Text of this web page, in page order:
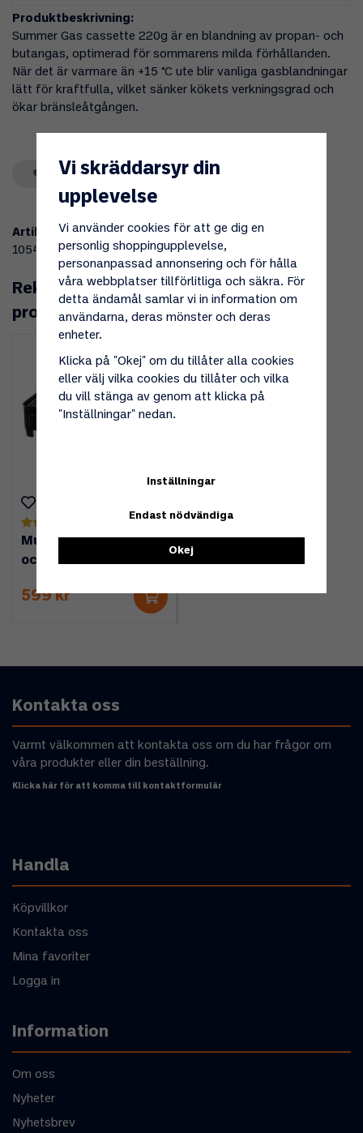
Produktbeskrivning:
Summer Gas cassette 220g är en blandning av propan- och
butangas, optimerad för sommarens milda förhållanden.
När det är varmare än +15 °C ute blir vanliga gasblandningar
lätt för kraftfulla, vilket sänker kökets verkningsgrad och
ökar bränsleåtgången.
Spara som favorit
Artikelnummer:
105441
Rekommenderade tillbehör till denna
produkt
Mustang - Camping
och marine grill
599 kr
Kontakta oss
Varmt välkommen att kontakta oss om du har frågor om
våra produkter eller din beställning.
Klicka här för att komma till kontaktformulär
Handla
Köpvillkor
Kontakta oss
Mina favoriter
Logga in
Information
Om oss
Nyheter
Nyhetsbrev
Vi skräddarsyr din
upplevelse
Vi använder cookies för att ge dig en
personlig shoppingupplevelse,
personanpassad annonsering och för hålla
våra webbplatser tillförlitliga och säkra. För
detta ändamål samlar vi in information om
användarna, deras mönster och deras
enheter.
Klicka på "Okej" om du tillåter alla cookies
eller välj vilka cookies du tillåter och vilka
du vill stänga av genom att klicka på
"Inställningar" nedan.
Inställningar
Endast nödvändiga
Okej